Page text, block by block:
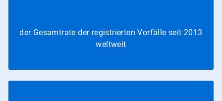
der Gesamtrate der registrierten Vorfälle seit 2013
weltweit